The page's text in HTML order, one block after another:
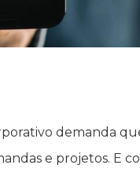
demanda
e projetos. E